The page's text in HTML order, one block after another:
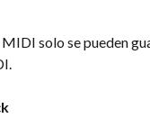
solo se pueden